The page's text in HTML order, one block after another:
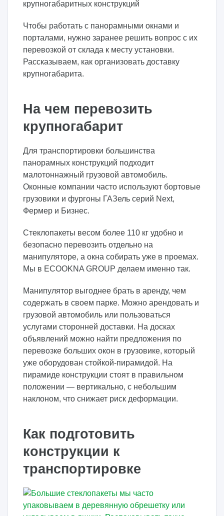
Чтобы работать с панорамными окнами и
порталами, нужно заранее решить вопрос с их
перевозкой от склада к месту установки.
Рассказываем, как организовать доставку
крупногабарита.
На чем перевозить
крупногабарит
Для транспортировки большинства
панорамных конструкций подходит
малотоннажный грузовой автомобиль.
Оконные компании часто используют бортовые
грузовики и фургоны ГАЗель серий Next,
Фермер и Бизнес.
Стеклопакеты весом более 110 кг удобно и
безопасно перевозить отдельно на
манипуляторе, а окна собирать уже в проемах.
Мы в ECOOKNA GROUP делаем именно так.
Манипулятор выгоднее брать в аренду, чем
содержать в своем парке. Можно арендовать и
грузовой автомобиль или пользоваться
услугами сторонней доставки. На досках
объявлений можно найти предложения по
перевозке больших окон в грузовике, который
уже оборудован стойкой-пирамидой. На
пирамиде конструкции стоят в правильном
положении — вертикально, с небольшим
наклоном, что снижает риск деформации.
Как подготовить
конструкции к
транспортировке